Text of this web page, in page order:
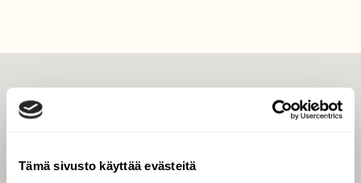
Tämä sivusto käyttää evästeitäTilaa digilukuoikeus